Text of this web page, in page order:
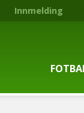
Innmelding